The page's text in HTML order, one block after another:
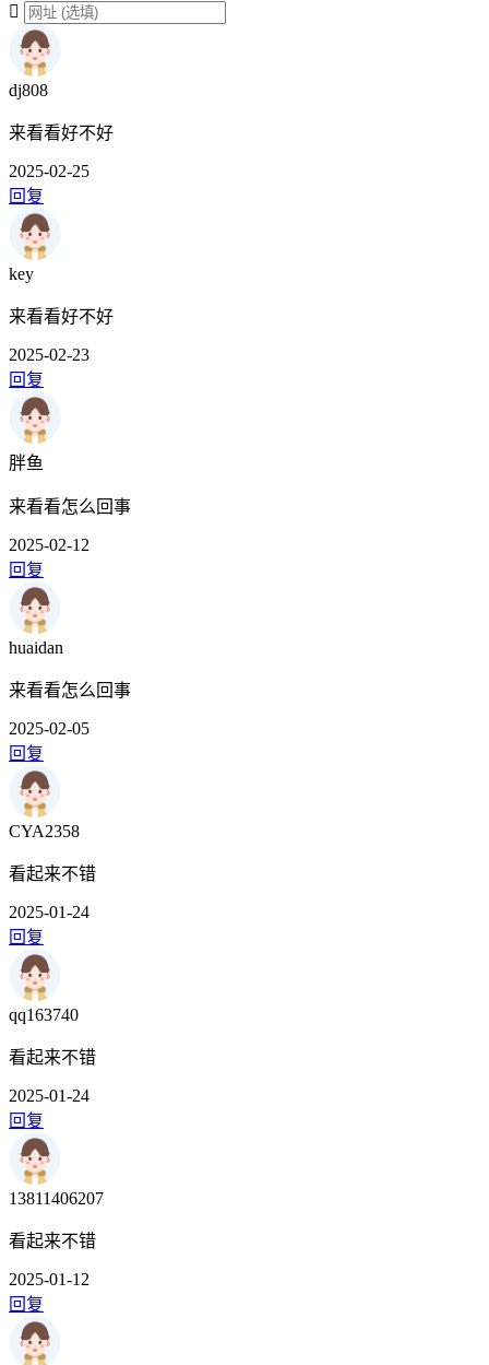
dj808
来看看好不好
2025-02-25
回复
key
来看看好不好
2025-02-23
回复
胖鱼
来看看怎么回事
2025-02-12
回复
huaidan
来看看怎么回事
2025-02-05
回复
CYA2358
看起来不错
2025-01-24
回复
qq163740
看起来不错
2025-01-24
回复
13811406207
看起来不错
2025-01-12
回复